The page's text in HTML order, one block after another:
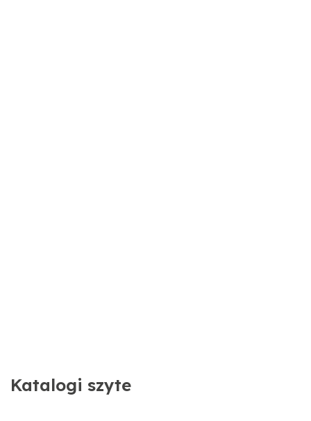
Katalogi szyte